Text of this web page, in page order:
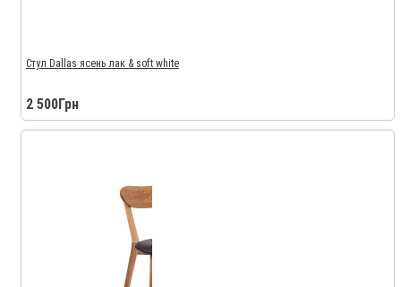
Стул Dallas ясень лак & soft white
2 500Грн